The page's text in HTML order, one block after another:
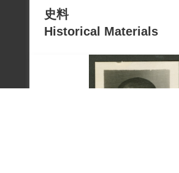
史料
Historical Materials